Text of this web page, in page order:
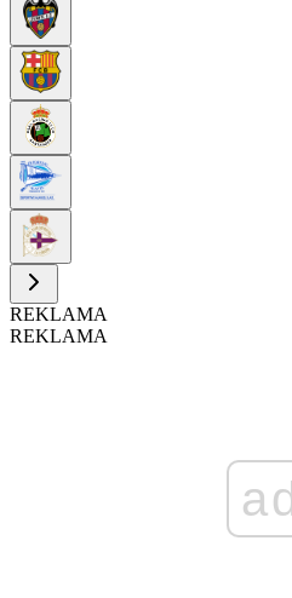
REKLAMA
REKLAMA